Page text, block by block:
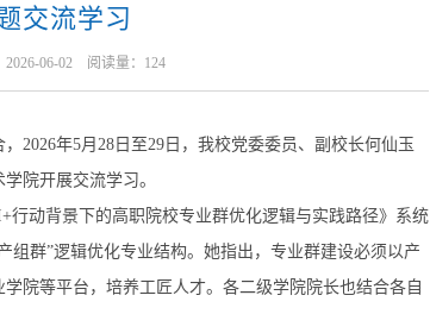
交流学习
06-02 阅读量： 124
年5月28日至29日，我校党委委员、副校长何仙玉
院开展交流学习。
动背景下的高职院校专业群优化逻辑与实践路径》系统
组群”逻辑优化专业结构。她指出，专业群建设必须以产
院等平台，培养工匠人才。各二级学院院长也结合各自